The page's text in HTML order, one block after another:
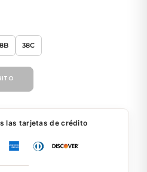
38C
las tarjetas de crédito